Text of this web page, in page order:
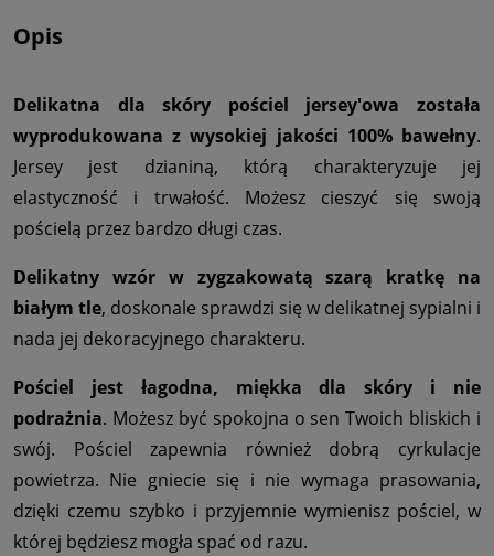
Opis
Delikatna dla skóry pościel jersey'owa została
wyprodukowana z wysokiej jakości 100% bawełny.
Jersey jest dzianiną, którą charakteryzuje jej
elastyczność i trwałość. Możesz cieszyć się swoją
pościelą przez bardzo długi czas.
Delikatny wzór w zygzakowatą szarą kratkę na
białym tle, doskonale sprawdzi się w delikatnej sypialni i
nada jej dekoracyjnego charakteru.
Pościel jest łagodna, miękka dla skóry i nie
podrażnia. Możesz być spokojna o sen Twoich bliskich i
swój. Pościel zapewnia również dobrą cyrkulacje
powietrza. Nie gniecie się i nie wymaga prasowania,
dzięki czemu szybko i przyjemnie wymienisz pościel, w
której będziesz mogła spać od razu.